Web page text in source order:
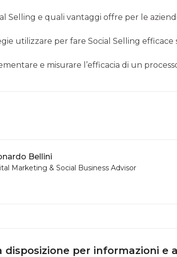
Selling e quali vantaggi offre per le
utilizzare per fare Social Selling efficace
e misurare l’efficacia di un
Bellini
Marketing & Social Business Advisor
disposizione per informazioni e